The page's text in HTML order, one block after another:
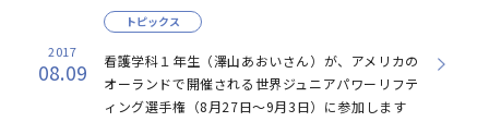
2017
08.09
看護学科１年生（澤山あおいさん）が、アメリカの
オーランドで開催される世界ジュニアパワーリフテ
ィング選手権（8月27日～9月3日）に参加します
トピックス